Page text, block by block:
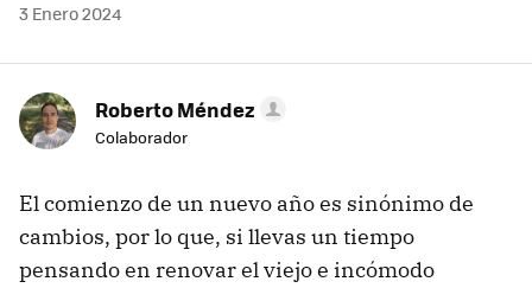
3 Enero 2024
Roberto Méndez
Colaborador
El comienzo de un nuevo año es sinónimo de
cambios, por lo que, si llevas un tiempo
pensando en renovar el viejo e incómodo